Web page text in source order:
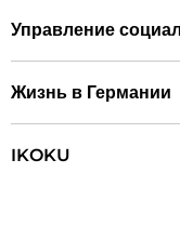
Управление
Жизнь в Германии
IKOKU